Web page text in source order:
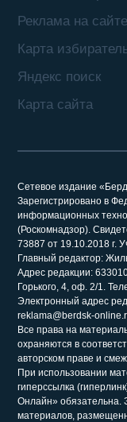
Реклама на сайте
Карта
Яндекс поиск
Карта сайта
Сетевое издание
Зарегистрировано в
информационных
(Роскомнадзор).
73887 от 19.10.2018
Главный редактор:
Адрес редакции:
Горького, 4, оф. 2/1.
Электронный адрес
reklama@berdsk-
Все права на
охраняются в
авторском праве и
При использовании
гиперссылка
Онлайн» обязательна.
материалов,